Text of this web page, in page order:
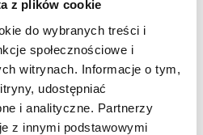
z plików cookie
do wybranych treści i
społecznościowe i
witrynach. Informacje o tym,
udostępniać
i analityczne. Partnerzy
z innymi podstawowymi
oferty